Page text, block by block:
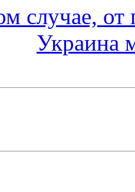
случае,
Украина